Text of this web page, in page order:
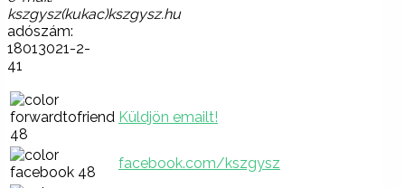
kszgysz(kukac)kszgysz.hu
adószám:
18013021-2-
41
Küldjön emailt!
facebook.com/kszgysz